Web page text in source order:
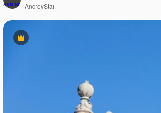
Премиум
AndreyStar